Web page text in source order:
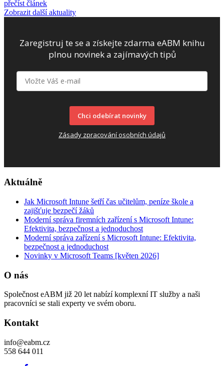
přečíst článek
Zobrazit další aktuality
Zaregistruj te se a získejte zdarma eABM knihu
plnou novinek a zajímavých tipů
Chci odebírat novinky
Zásady zpracování osobních údajů
Aktuálně
Jak Microsoft Intune šetří čas učitelům, peníze škole a
zajišťuje bezpečí žáků
Moderní správa firemních zařízení s Microsoft Intune:
Efektivita, bezpečnost a jednoduchost
Moderní správa zařízení s Microsoft Intune: Efektivita,
bezpečnost a jednoduchost
Novinky v Microsoft Teams [květen 2026]
O nás
Společnost eABM již 20 let nabízí komplexní IT služby a naši
pracovníci se stali experty ve svém oboru.
Kontakt
info@eabm.cz
558 644 011